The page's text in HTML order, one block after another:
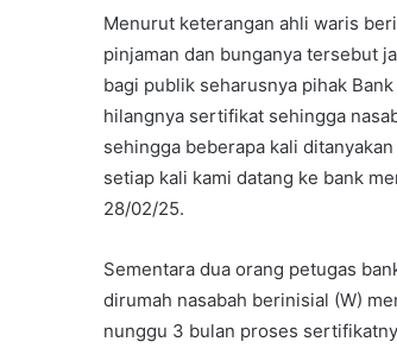
Menurut keterangan ahli waris
pinjaman dan bunganya tersebut
bagi publik seharusnya pihak
hilangnya sertifikat sehingga
sehingga beberapa kali
setiap kali kami datang ke bank
28/02/25.
Sementara dua orang petugas
dirumah nasabah berinisial (W)
nunggu 3 bulan proses